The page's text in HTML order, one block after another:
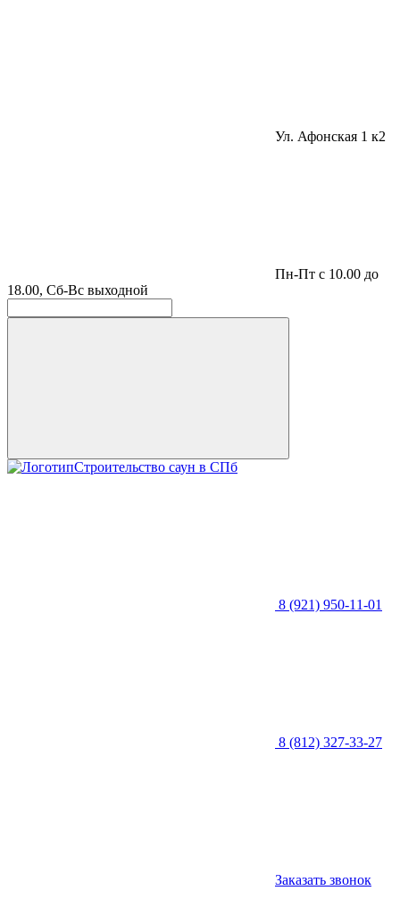
Ул. Афонская 1 к2
Пн-Пт с 10.00 до
18.00, Сб-Вс выходной
Строительство саун в СПб
8 (921) 950-11-01
8 (812) 327-33-27
Заказать звонок